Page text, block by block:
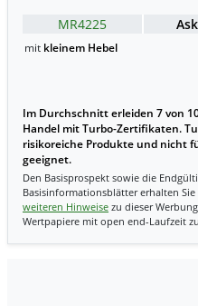
MR4225
mit kleinem Hebel
Im Durchschnitt erleiden 7 von
Handel mit Turbo-Zertifikaten.
risikoreiche Produkte und nicht
geeignet.
Den Basisprospekt sowie die
Basisinformationsblätter erhalten Sie
weiteren Hinweise zu dieser
Wertpapiere mit open end-Laufzeit